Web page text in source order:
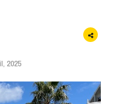
2025